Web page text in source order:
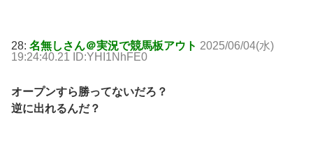
28: 名無しさん＠実況で競馬板アウト 2025/06/04(水)
19:24:40.21 ID:YHI1NhFE0
オープンすら勝ってないだろ？
逆に出れるんだ？